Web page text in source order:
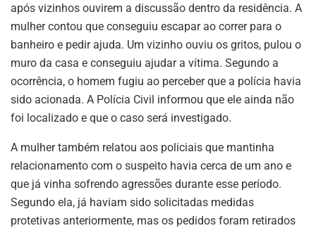
após vizinhos ouvirem a discussão dentro da residência. A
mulher contou que conseguiu escapar ao correr para o
banheiro e pedir ajuda. Um vizinho ouviu os gritos, pulou o
muro da casa e conseguiu ajudar a vítima. Segundo a
ocorrência, o homem fugiu ao perceber que a polícia havia
sido acionada. A Polícia Civil informou que ele ainda não
foi localizado e que o caso será investigado.
A mulher também relatou aos policiais que mantinha
relacionamento com o suspeito havia cerca de um ano e
que já vinha sofrendo agressões durante esse período.
Segundo ela, já haviam sido solicitadas medidas
protetivas anteriormente, mas os pedidos foram retirados